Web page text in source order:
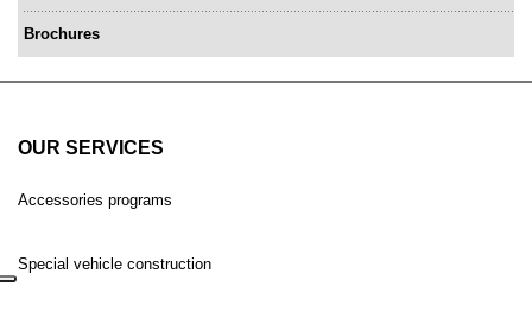
Brochures
OUR SERVICES
Accessories programs
Special vehicle construction